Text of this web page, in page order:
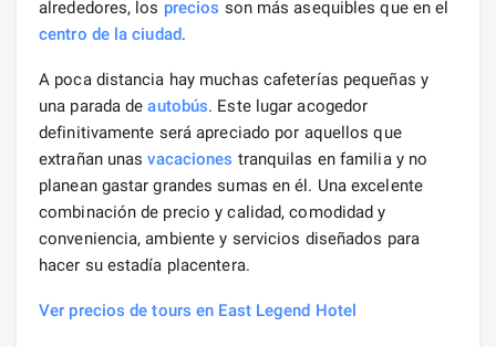
alrededores, los precios son más asequibles que en el
centro de la ciudad.
A poca distancia hay muchas cafeterías pequeñas y
una parada deautobús. Este lugar acogedor
definitivamente será apreciado por aquellos que
extrañan unasvacaciones tranquilas en familia y no
planean gastar grandes sumas en él. Una excelente
combinación de precio y calidad, comodidad y
conveniencia, ambiente y servicios diseñados para
hacer su estadía placentera.
Ver precios de tours en East Legend Hotel